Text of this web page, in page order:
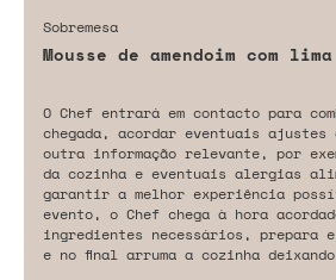
Sobremesa
Mousse de amendoim com lima
O Chef entrará em contacto para
chegada, acordar eventuais ajustes
outra informação relevante, por
da cozinha e eventuais alergias
garantir a melhor experiência
evento, o Chef chega à hora
ingredientes necessários, prepara
e no final arruma a cozinha